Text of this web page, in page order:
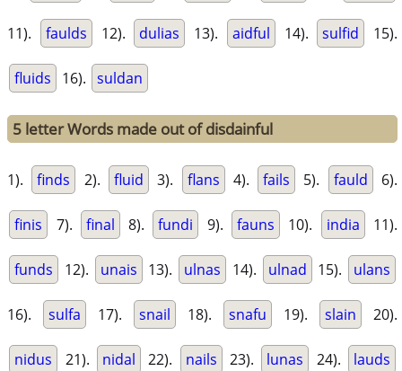
11). faulds 12). dulias 13). aidful 14). sulfid 15).
fluids 16). suldan
5 letter Words made out of disdainful
1). finds 2). fluid 3). flans 4). fails 5). fauld 6).
finis 7). final 8). fundi 9). fauns 10). india 11).
funds 12). unais 13). ulnas 14). ulnad 15). ulans
16). sulfa 17). snail 18). snafu 19). slain 20).
nidus 21). nidal 22). nails 23). lunas 24). lauds